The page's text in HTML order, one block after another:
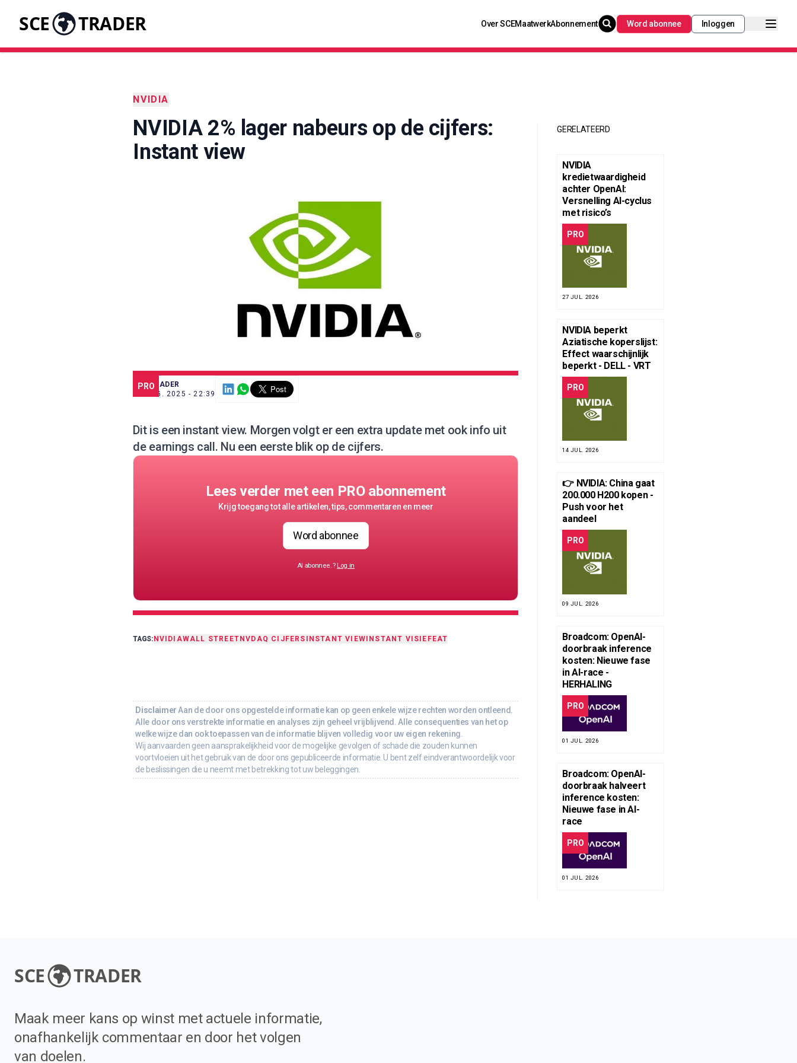
SCE TRADER Over SCEMaatwerkAbonnement Word abonnee Inloggen
NVIDIA
NVIDIA 2% lager nabeurs op de cijfers:
Instant view
PRO
SCE TRADER
27 AUG. 2025 - 22:39
Dit is een instant view. Morgen volgt er een extra update met ook info uit
de earnings call. Nu een eerste blik op de cijfers.
Lees verder met een PRO abonnement
Krijg toegang tot alle artikelen, tips, commentaren en meer
Word abonnee
Al abonnee..? Log in
TAGS: NVIDIAWALL STREET NVDAQ CIJFERS INSTANT VIEW INSTANT VISIE FEAT
DisclaimerAan de door ons opgestelde informatie kan op geen enkele wijze rechten worden ontleend.
Alle door ons verstrekte informatie en analyses zijn geheel vrijblijvend. Alle consequenties van het op
welke wijze dan ook toepassen van de informatie blijven volledig voor uw eigen rekening.
Wij aanvaarden geen aansprakelijkheid voor de mogelijke gevolgen of schade die zouden kunnen
voortvloeien uit het gebruik van de door ons gepubliceerde informatie. U bent zelf eindverantwoordelijk voor
de beslissingen die u neemt met betrekking tot uw beleggingen.
GERELATEERD
NVIDIA
kredietwaardigheid
achter OpenAI:
Versnelling AI-cyclus
met risico’s
PRO
27 JUL. 2026
NVIDIA beperkt
Aziatische koperslijst:
Effect waarschijnlijk
beperkt - DELL - VRT
PRO
14 JUL. 2026
👉 NVIDIA: China gaat
200.000 H200 kopen -
Push voor het
aandeel
PRO
09 JUL. 2026
Broadcom: OpenAI-
doorbraak inference
kosten: Nieuwe fase
in AI-race -
HERHALING
PRO
01 JUL. 2026
Broadcom: OpenAI-
doorbraak halveert
inference kosten:
Nieuwe fase in AI-
race
PRO
01 JUL. 2026
SCE TRADER
Maak meer kans op winst met actuele informatie,
onafhankelijk commentaar en door het volgen
van doelen.